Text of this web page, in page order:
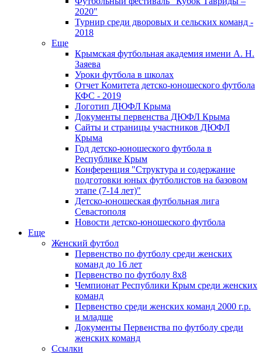
2020"
Турнир среди дворовых и сельских команд -
2018
Еще
Крымская футбольная академия имени А. Н.
Заяева
Уроки футбола в школах
Отчет Комитета детско-юношеского футбола
КФС - 2019
Логотип ДЮФЛ Крыма
Документы первенства ДЮФЛ Крыма
Сайты и страницы участников ДЮФЛ
Крыма
Год детско-юношеского футбола в
Республике Крым
Конференция "Структура и содержание
подготовки юных футболистов на базовом
этапе (7-14 лет)"
Детско-юношеская футбольная лига
Севастополя
Новости детско-юношеского футбола
Еще
Женский футбол
Первенство по футболу среди женских
команд до 16 лет
Первенство по футболу 8х8
Чемпионат Республики Крым среди женских
команд
Первенство среди женских команд 2000 г.р.
и младше
Документы Первенства по футболу среди
женских команд
Ссылки